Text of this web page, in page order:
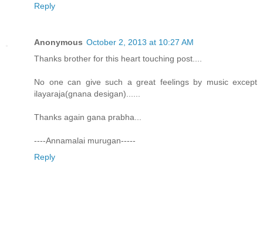
Reply
Anonymous October 2, 2013 at 10:27 AM
Thanks brother for this heart touching post....
No one can give such a great feelings by music except
ilayaraja(gnana desigan)......
Thanks again gana prabha...
----Annamalai murugan-----
Reply